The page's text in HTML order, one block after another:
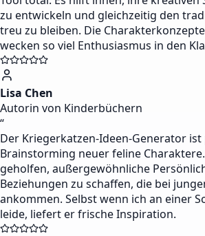
zu entwickeln und gleichzeitig den
treu zu bleiben. Die
wecken so viel Enthusiasmus in den
Lisa Chen
Autorin von Kinderbüchern
“
Der Kriegerkatzen-Ideen-Generator
Brainstorming neuer feline
geholfen, außergewöhnliche
Beziehungen zu schaffen, die bei
ankommen. Selbst wenn ich an einer
leide, liefert er frische Inspiration.